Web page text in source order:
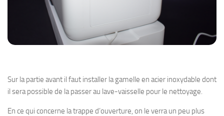
Sur la partie avant il faut installer la gamelle en acier inoxydable dont
il sera possible de la passer au lave-vaisselle pour le nettoyage.
En ce qui concerne la trappe d’ouverture, on le verra un peu plus